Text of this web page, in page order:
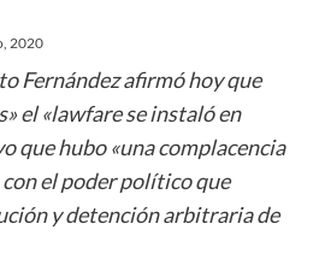
2020
Fernández afirmó hoy que
el «lawfare se instaló en
que hubo «una complacencia
el poder político que
y detención arbitraria de